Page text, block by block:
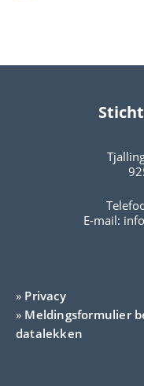
E-mail:
» Privacy
» Meldingsformulier
datalekken